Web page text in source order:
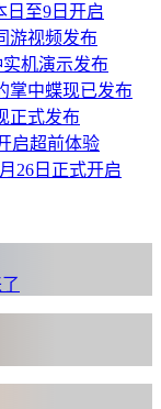
日至9日开启
游视频发布
机演示发布
掌中蝶现已发布
正式发布
启超前体验
26日正式开启